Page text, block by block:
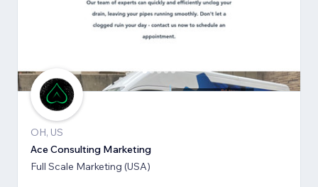
OH, US
Ace Consulting Marketing
Full Scale Marketing (USA)